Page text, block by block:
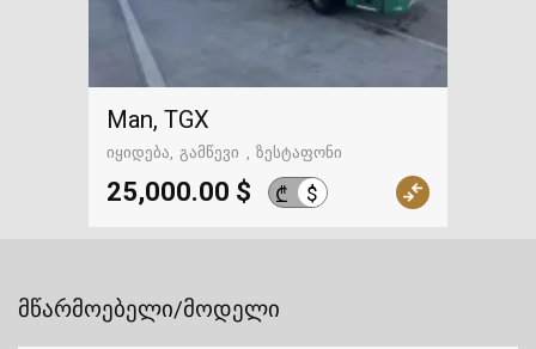
Man, TGX
იყიდება გამწევი ზესტაფონი
25,000.00 $ ₾ $
მწარმოებელი/მოდელი